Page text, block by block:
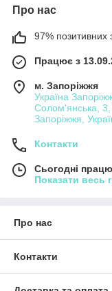
Про нас
97% позитивних
Працює з
м. Запоріжжя
Україна
Солом'янська, 3,
Запоріжжя,
Контакти
Сьогодні
Показати весь
Про нас
Контакти